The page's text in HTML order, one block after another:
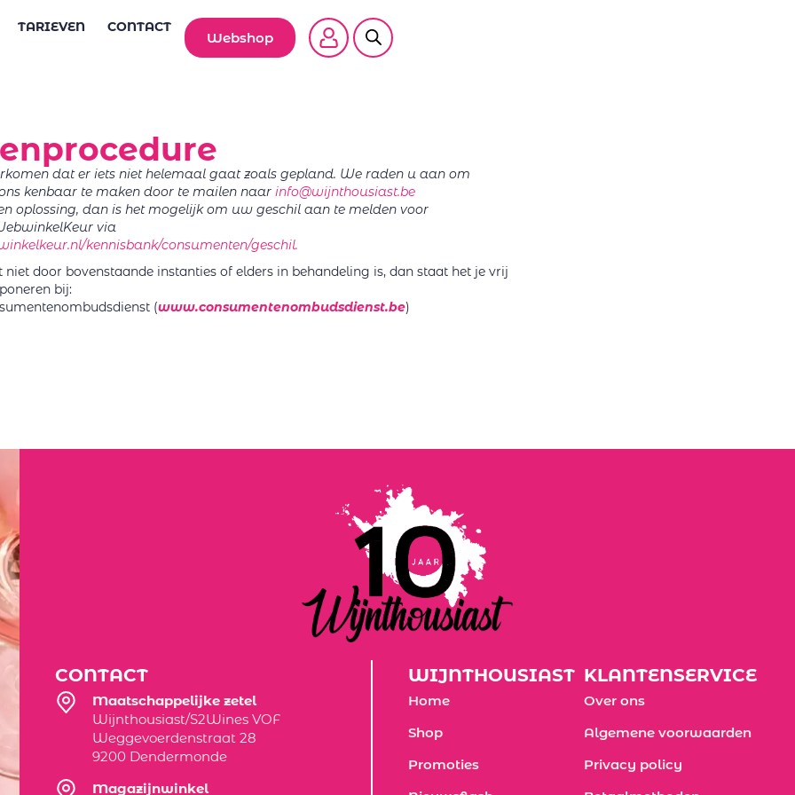
TARIEVEN CONTACT
Webshop
dat er iets niet helemaal gaat zoals gepland. We raden u aan om
kenbaar te maken door te mailen naar info@wijnthousiast.be
oplossing, dan is het mogelijk om uw geschil aan te melden voor
via
kennisbank/consumenten/geschil.
door bovenstaande instanties of elders in behandeling is, dan staat het je vrij
bij:
(www.consumentenombudsdienst.be)
CONTACT
Maatschappelijke zetel
Wijnthousiast/S2Wines VOF
Weggevoerdenstraat 28
9200 Dendermonde
Magazijnwinkel
WIJNTHOUSIAST
Home
Shop
Promoties
KLANTENSERVICE
Over ons
Algemene voorwaarden
Privacy policy